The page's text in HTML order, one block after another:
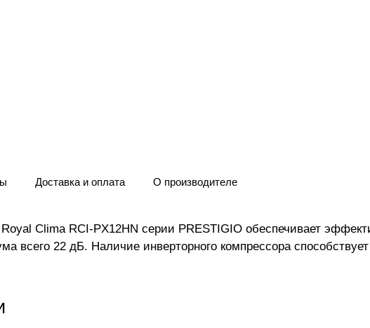
Доставка и оплата О производителе
Clima RCI-PX12HN серии PRESTIGIO обеспечивает
всего 22 дБ. Наличие инверторного компрессора